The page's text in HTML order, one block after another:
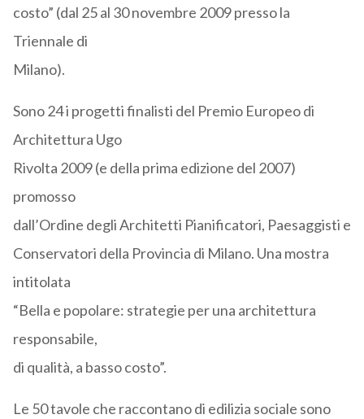
costo” (dal 25 al 30 novembre 2009 presso la
Triennale di
Milano).
Sono 24 i progetti finalisti del Premio Europeo di
Architettura Ugo
Rivolta 2009 (e della prima edizione del 2007)
promosso
dall’Ordine degli Architetti Pianificatori, Paesaggisti e
Conservatori della Provincia di Milano. Una mostra
intitolata
“Bella e popolare: strategie per una architettura
responsabile,
di qualità, a basso costo”.
Le 50 tavole che raccontano di edilizia sociale sono